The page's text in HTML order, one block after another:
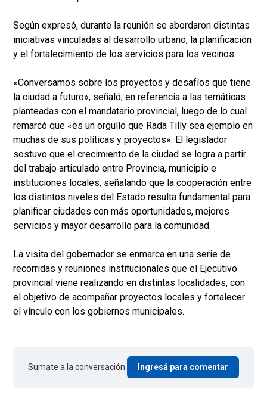
Según expresó, durante la reunión se abordaron distintas
iniciativas vinculadas al desarrollo urbano, la planificación
y el fortalecimiento de los servicios para los vecinos.
«Conversamos sobre los proyectos y desafíos que tiene
la ciudad a futuro», señaló, en referencia a las temáticas
planteadas con el mandatario provincial, luego de lo cual
remarcó que «es un orgullo que Rada Tilly sea ejemplo en
muchas de sus políticas y proyectos». El legislador
sostuvo que el crecimiento de la ciudad se logra a partir
del trabajo articulado entre Provincia, municipio e
instituciones locales, señalando que la cooperación entre
los distintos niveles del Estado resulta fundamental para
planificar ciudades con más oportunidades, mejores
servicios y mayor desarrollo para la comunidad.
La visita del gobernador se enmarca en una serie de
recorridas y reuniones institucionales que el Ejecutivo
provincial viene realizando en distintas localidades, con
el objetivo de acompañar proyectos locales y fortalecer
el vínculo con los gobiernos municipales.
Sumate a la conversación. Ingresá para comentar